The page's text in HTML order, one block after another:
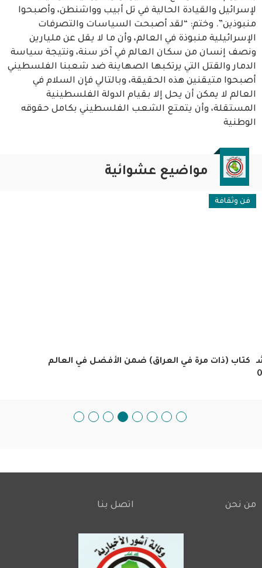
لإسرائيل والقيادة الحالية في تل أبيب وواشنطن، وأصبحوا
منبوذين”. وختم: “لقد أصبحت السياسات والتصرفات
الإسرائيلية منبوذة في العالم، وأن ما لا يقل عن مليارين
ونصف إنسان من سكان العالم في آخر سنة، ونتيجة سياسة
الدمار والقتل التي يرتكبها الصهاينة ضد شعبنا الفلسطيني
أصبحوا متيقنين هذه الحقيقة، وبالتالي فإن السلام في
العالم لا يمكن أن يحل إلا بقيام الدولة الفلسطينية
المستقلة، وأن يتمتع الشعب الفلسطيني بكامل حقوقه
الوطنية
مواضيع عشوائية
فن وثقافة
كتاب (ذات مرة في العراق) ضمن الأفضل في العالم
Footer
من نحن اتصل بنا